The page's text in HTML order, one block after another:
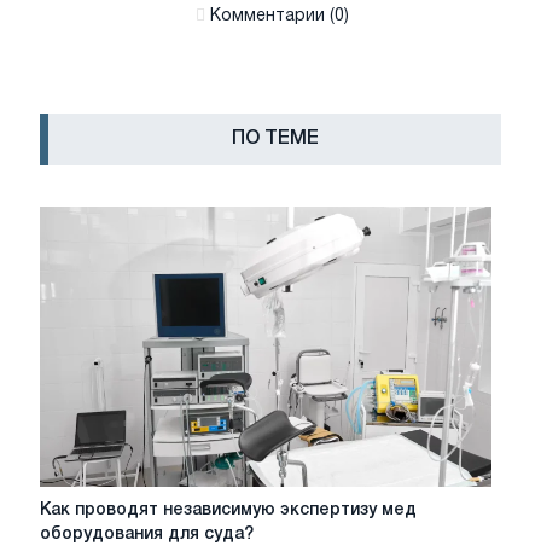
Комментарии (0)
ПО ТЕМЕ
Как
проводят
Как проводят независимую экспертизу мед
оборудования для суда?